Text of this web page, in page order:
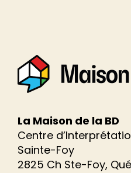
La Maison de la BD
Centre
Sainte-Foy
2825 Ch Ste-Foy,